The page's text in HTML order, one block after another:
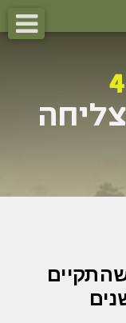
21.10 לציון 38 שנים